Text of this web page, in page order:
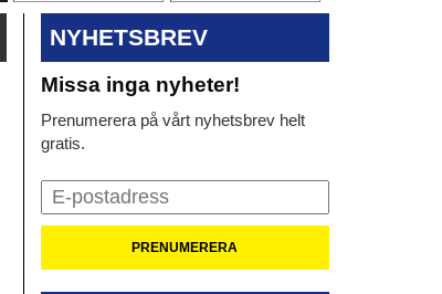
NYHETSBREV
Missa inga nyheter!
Prenumerera på vårt nyhetsbrev helt
gratis.